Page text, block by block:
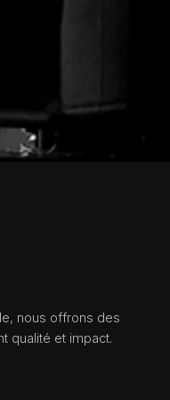
nous offrons des
qualité et impact.